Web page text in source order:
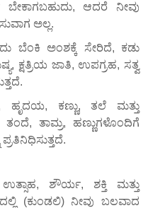
ಆದರೆ ನೀವು
ಅಲ್ಲ.
ಬೆಂಕಿ ಅಂಶಕ್ಕೆ ಸೇರಿದೆ, ಕಡು
ಕ್ಷತ್ರಿಯ ಜಾತಿ, ಉಪಗ್ರಹ, ಸತ್ವ
ಹೃದಯ, ಕಣ್ಣು, ತಲೆ ಮತ್ತು
ತಂದೆ, ತಾಮ್ರ, ಹಣ್ಣುಗಳೊಂದಿಗೆ
ಶೌರ್ಯ, ಶಕ್ತಿ ಮತ್ತು
(ಕುಂಡಲಿ) ನೀವು ಬಲವಾದ